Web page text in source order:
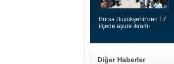
Bursa Büyükşehir'den 17
ilçede aşure ikramı
Diğer Haberler